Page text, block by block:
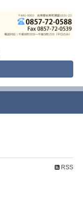
RSS